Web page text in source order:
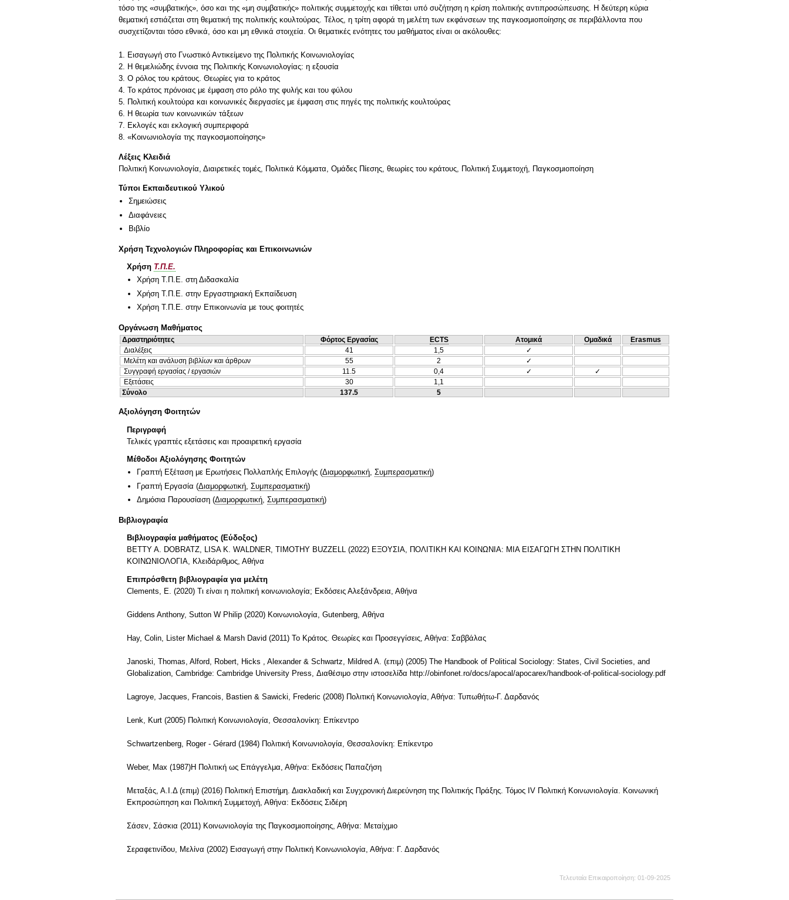
τόσο της «συμβατικής», όσο και της «μη συμβατικής» πολιτικής συμμετοχής και τίθεται υπό συζήτηση η κρίση πολιτικής αντιπροσώπευσης. Η δεύτερη κύρια
θεματική εστιάζεται στη θεματική της πολιτικής κουλτούρας. Τέλος, η τρίτη αφορά τη μελέτη των εκφάνσεων της παγκοσμιοποίησης σε περιβάλλοντα που
συσχετίζονται τόσο εθνικά, όσο και μη εθνικά στοιχεία. Οι θεματικές ενότητες του μαθήματος είναι οι ακόλουθες:
1. Εισαγωγή στο Γνωστικό Αντικείμενο της Πολιτικής Κοινωνιολογίας
2. Η θεμελιώδης έννοια της Πολιτικής Κοινωνιολογίας: η εξουσία
3. Ο ρόλος του κράτους. Θεωρίες για το κράτος
4. Το κράτος πρόνοιας με έμφαση στο ρόλο της φυλής και του φύλου
5. Πολιτική κουλτούρα και κοινωνικές διεργασίες με έμφαση στις πηγές της πολιτικής κουλτούρας
6. Η θεωρία των κοινωνικών τάξεων
7. Εκλογές και εκλογική συμπεριφορά
Λέξεις Κλειδιά
Πολιτική Κοινωνιολογία, Διαιρετικές τομές, Πολιτικά Κόμματα, Ομάδες Πίεσης, θεωρίες του κράτους, Πολιτική Συμμετοχή, Παγκοσμιοποίηση
Τύποι Εκπαιδευτικού Υλικού
Σημειώσεις
Διαφάνειες
Βιβλίο
Χρήση Τεχνολογιών Πληροφορίας και Επικοινωνιών
Χρήση Τ.Π.Ε.
Χρήση Τ.Π.Ε. στη Διδασκαλία
Χρήση Τ.Π.Ε. στην Εργαστηριακή Εκπαίδευση
Χρήση Τ.Π.Ε. στην Επικοινωνία με τους φοιτητές
Οργάνωση Μαθήματος
Δραστηριότητες Φόρτος Εργασίας ECTS Ατομικά Ομαδικά
Erasmus
Διαλέξεις
41 1,5
✓
Μελέτη και ανάλυση βιβλίων και άρθρων
55 2
✓
Συγγραφή εργασίας / εργασιών
11.5 0,4 ✓
✓
Εξετάσεις
30
1,1
Σύνολο
137.5 5
Αξιολόγηση Φοιτητών
Περιγραφή
Τελικές γραπτές εξετάσεις και προαιρετική εργασία
Μέθοδοι Αξιολόγησης Φοιτητών
Γραπτή Εξέταση με Ερωτήσεις Πολλαπλής Επιλογής (Διαμορφωτική, Συμπερασματική)
Γραπτή Εργασία (Διαμορφωτική Συμπερασματική)
Δημόσια Παρουσίαση (Διαμορφωτική Συμπερασματική)
Βιβλιογραφία
Βιβλιογραφία μαθήματος (Εύδοξος)
BETTY A. DOBRATZ, LISA K. WALDNER, TIMOTHY BUZZELL (2022) ΕΞΟΥΣΙΑ, ΠΟΛΙΤΙΚΗ ΚΑΙ ΚΟΙΝΩΝΙΑ: ΜΙΑ ΕΙΣΑΓΩΓΗ ΣΤΗΝ ΠΟΛΙΤΙΚΗ
ΚΟΙΝΩΝΙΟΛΟΓΙΑ, Κλειδάριθμος, Αθήνα
Επιπρόσθετη βιβλιογραφία για μελέτη
Clements, E. (2020) Τι είναι η πολιτική κοινωνιολογία; Εκδόσεις Αλεξάνδρεια, Αθήνα
Giddens Anthony, Sutton W Philip (2020) Κοινωνιολογία, Gutenberg, Αθήνα
Hay, Colin, Lister Michael & Marsh David (2011) Το Κράτος. Θεωρίες και Προσεγγίσεις, Αθήνα: Σαββάλας
Janoski, Thomas, Alford, Robert, Hicks , Alexander & Schwartz, Mildred A. (επιμ) (2005) The Handbook of Political Sociology: States, Civil Societies, and
Globalization, Cambridge: Cambridge University Press, Διαθέσιμο στην ιστοσελίδα http://obinfonet.ro/docs/apocal/apocarex/handbook-of-political-sociology.pdf
Lagroye, Jacques, Francois, Bastien & Sawicki, Frederic (2008) Πολιτική Κοινωνιολογία, Αθήνα: Τυπωθήτω-Γ. Δαρδανός
Lenk, Kurt (2005) Πολιτική Κοινωνιολογία, Θεσσαλονίκη: Επίκεντρο
Schwartzenberg, Roger - Gérard (1984) Πολιτική Κοινωνιολογία, Θεσσαλονίκη: Επίκεντρο
Weber, Max (1987)Η Πολιτική ως Επάγγελμα, Αθήνα: Εκδόσεις Παπαζήση
Μεταξάς, Α.Ι.Δ (επιμ) (2016) Πολιτική Επιστήμη. Διακλαδική και Συγχρονική Διερεύνηση της Πολιτικής Πράξης. Τόμος IV Πολιτική Κοινωνιολογία. Κοινωνική
Εκπροσώπηση και Πολιτική Συμμετοχή, Αθήνα: Εκδόσεις Σιδέρη
Σάσεν, Σάσκια (2011) Κοινωνιολογία της Παγκοσμιοποίησης, Αθήνα: Μεταίχμιο
Σεραφετινίδου, Μελίνα (2002) Εισαγωγή στην Πολιτική Κοινωνιολογία, Αθήνα: Γ. Δαρδανός
Τελευταία Επικαιροποίηση 01-09-2025